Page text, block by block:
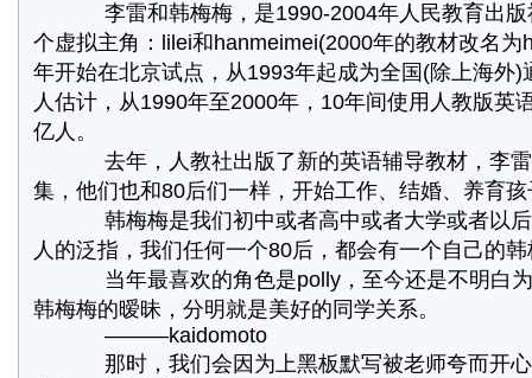
李雷和韩梅梅，是1990-2004年人民教育出版
个虚拟主角：lilei和hanmeimei(2000年的教材改名为
年开始在北京试点，从1993年起成为全国(除上海外)
人估计，从1990年至2000年，10年间使用人教版英
亿人。
去年，人教社出版了新的英语辅导教材，李雷
集，他们也和80后们一样，开始工作、结婚、养育孩
韩梅梅是我们初中或者高中或者大学或者以后
人的泛指，我们任何一个80后，都会有一个自己
当年最喜欢的角色是polly，至今还是不明白
韩梅梅的暧昧，分明就是美好的同学关系。
———kaidomoto
那时，我们会因为上黑板默写被老师夸而开心